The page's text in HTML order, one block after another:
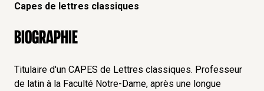
Capes de lettres classiques
Biographie
Titulaire d'un CAPES de Lettres classiques. Professeur
de latin à la Faculté Notre-Dame, après une longue